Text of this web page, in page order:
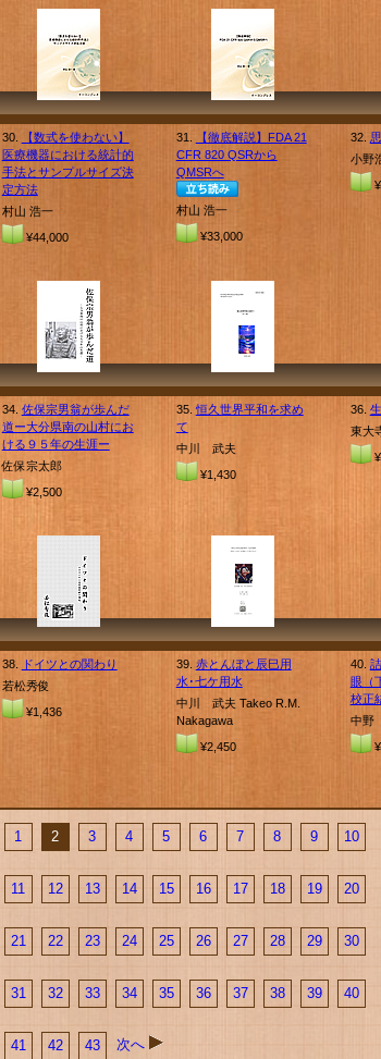
30.
【数式を使わない】
医療機器における統計的
手法とサンプルサイズ決
定方法
村山 浩一
¥44,000
31.
【徹底解説】FDA 21
CFR 820 QSRから
QMSRへ
村山 浩一
¥33,000
32.
小野
34. 佐保宗男翁が歩んだ
道ー大分県南の山村にお
ける９５年の生涯ー
佐保宗太郎
¥2,500
35.恒久世界平和を求め
て
中川 武夫
¥1,430
36.
東大
38.
ドイツとの関わり
若松秀俊
¥1,436
39. 赤とんぼと辰巳用
水･七ケ用水
中川 武夫 Takeo R.M.
Nakagawa
¥2,450
40.
眼（
校正
中野
1 2 3 4 5 6 7 8 9 10
11 12 13 14 15 16 17 18 19 20
21 22 23 24 25 26 27 28 29 30
31 32 33 34 35 36 37 38 39 40
41 42 43 次へ